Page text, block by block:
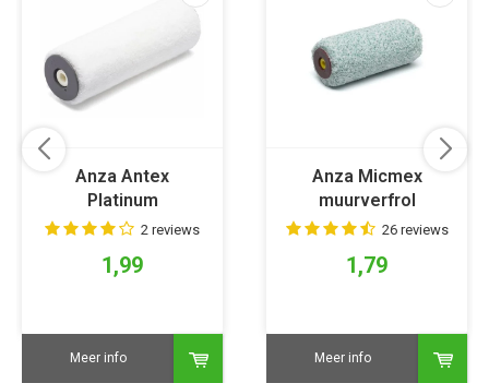
Anza Antex
Platinum
muurverfrol2 reviews
1,99
Meer info
Anza Micmex
muurverfrol
26 reviews
1,79
Meer info